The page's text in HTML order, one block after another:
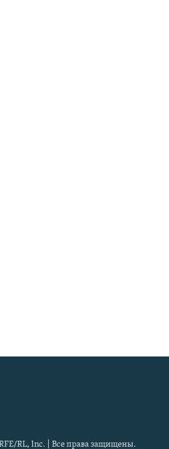
RL, Inc. | Все права защищены.